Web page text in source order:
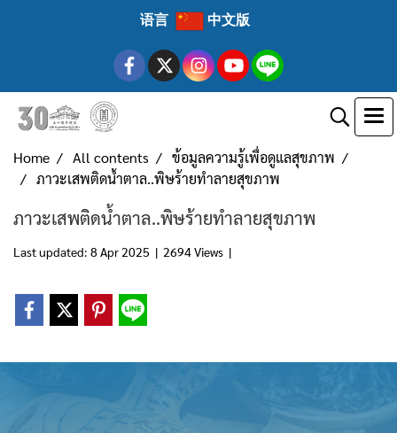
语言 中文版
Home All contents
ข้อมูลความรู้เพื่อดูแลสุขภาพ
ภาวะเสพติดน้ำตาล..พิษร้ายทำลายสุขภาพ
ภาวะเสพติดน้ำตาล..พิษร้ายทำลายสุขภาพ
Last updated: 8 Apr 2025 | 2694 Views |